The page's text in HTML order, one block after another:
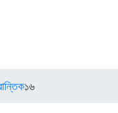
১৬